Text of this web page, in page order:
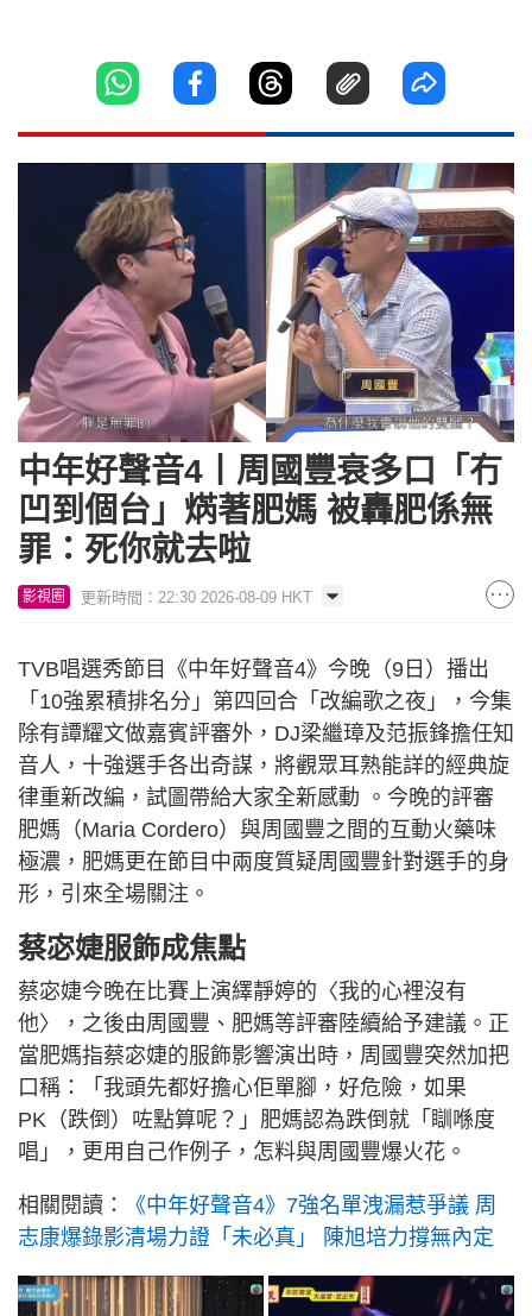
中年好聲音4丨周國豐衰多口「冇
凹到個台」焫著肥媽 被轟肥係無
罪：死你就去啦
影視圈 更新時間：22:30 2026-08-09 HKT
TVB唱選秀節目《中年好聲音4》今晚（9日）播出
「10強累積排名分」第四回合「改編歌之夜」，今集
除有譚耀文做嘉賓評審外，DJ梁繼璋及范振鋒擔任知
音人，十強選手各出奇謀，將觀眾耳熟能詳的經典旋
律重新改編，試圖帶給大家全新感動 。今晚的評審
肥媽（Maria Cordero）與周國豐之間的互動火藥味
極濃，肥媽更在節目中兩度質疑周國豐針對選手的身
形，引來全場關注。
蔡宓婕服飾成焦點
蔡宓婕今晚在比賽上演繹靜婷的〈我的心裡沒有
他〉，之後由周國豐、肥媽等評審陸續給予建議。正
當肥媽指蔡宓婕的服飾影響演出時，周國豐突然加把
口稱：「我頭先都好擔心佢單腳，好危險，如果
PK（跌倒）咗點算呢？」肥媽認為跌倒就「瞓喺度
唱」，更用自己作例子，怎料與周國豐爆火花。
相關閱讀：
《中年好聲音4》7強名單洩漏惹爭議 周
志康爆錄影清場力證「未必真」 陳旭培力撐無內定